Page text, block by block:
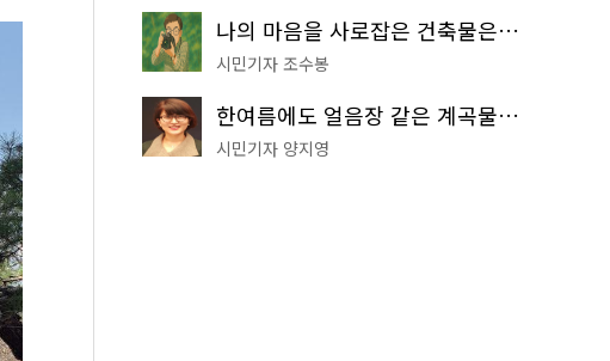
나의 마음을 사로잡은 건축물은? '서울시 건축상' 수상작 공개!
시민기자 조수봉
한여름에도 얼음장 같은 계곡물! 서울 '진관사 계곡'이 천국이네~
시민기자 양지영